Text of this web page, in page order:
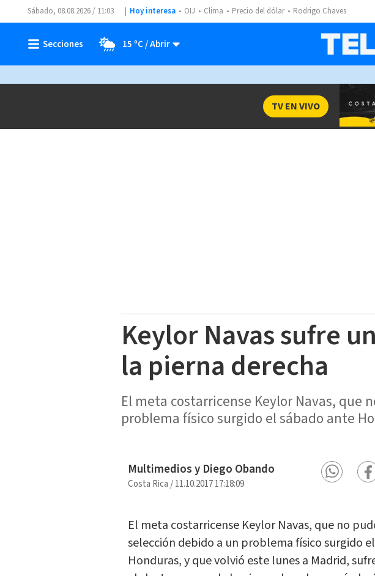
Sábado, 08.08.2026 / 11:03 Hoy interesa OIJ Clima Precio del dólar Rodrigo Chaves
15 ºC
TV EN VIVO
Keylor Navas sufre
la pierna derecha
El meta costarricense Keylor Navas, que
problema físico surgido el sábado ante
Multimedios y Diego Obando
Costa Rica/11.10.2017 17:18:09
El meta costarricense Keylor Navas, que no
selección debido a un problema físico surgido
Honduras, y que volvió este lunes a Madrid,